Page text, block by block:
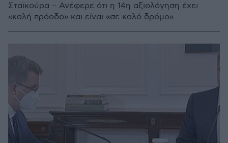
Σταϊκούρα – Ανέφερε ότι η 14η αξιολόγηση έχει
«καλή πρόοδο» και είναι «σε καλό δρόμο»